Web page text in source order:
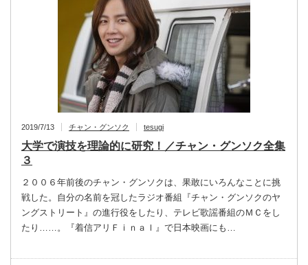
2019/7/13 チャン・グンソク tesugi
大学で演技を理論的に研究！／チャン・グンソク全集
３
２００６年前後のチャン・グンソクは、果敢にいろんなことに挑
戦した。自分の名前を冠したラジオ番組『チャン・グンソクのヤ
ングストリート』の進行役をしたり、テレビ歌謡番組のＭＣをし
たり……。『着信アリＦｉｎａｌ』で日本映画にも…